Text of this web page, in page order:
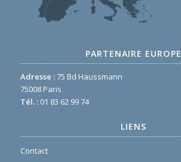
PARTENAIRE EUROPE
Adresse :75 Bd Haussmann
75008 Paris
Tél. :01 83 62 99 74
LIENS
Contact